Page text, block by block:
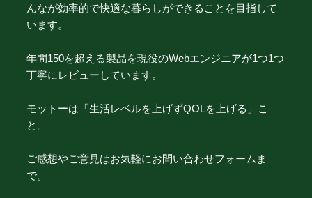
んなが効率的で快適な暮らしができることを目指して
います。
年間150を超える製品を現役のWebエンジニアが1つ1つ
丁寧にレビューしています。
モットーは「生活レベルを上げずQOLを上げる」こ
と。
ご感想やご意見はお気軽にお問い合わせフォームま
で。